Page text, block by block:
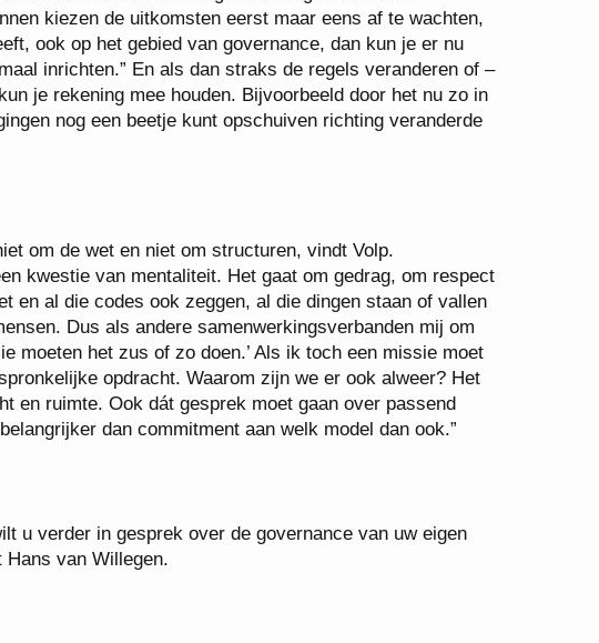
kiezen de uitkomsten eerst maar eens af te wachten,
ook op het gebied van governance, dan kun je er nu
inrichten.” En als dan straks de regels veranderen of –
je rekening mee houden. Bijvoorbeeld door het nu zo in
nog een beetje kunt opschuiven richting veranderde
om de wet en niet om structuren, vindt Volp.
kwestie van mentaliteit. Het gaat om gedrag, om respect
en al die codes ook zeggen, al die dingen staan of vallen
Dus als andere samenwerkingsverbanden mij om
moeten het zus of zo doen.’ Als ik toch een missie moet
opdracht. Waarom zijn we er ook alweer? Het
en ruimte. Ook dát gesprek moet gaan over passend
dan commitment aan welk model dan ook.”
u verder in gesprek over de governance van uw eigen
Hans van Willegen.